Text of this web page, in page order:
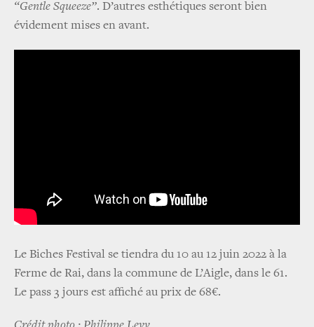
“Gentle Squeeze”. D’autres esthétiques seront bien
évidement mises en avant.
Le Biches Festival se tiendra du 10 au 12 juin 2022 à la
Ferme de Rai, dans la commune de L’Aigle, dans le 61.
Le pass 3 jours est affiché au prix de 68€.